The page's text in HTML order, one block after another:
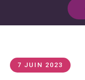
7 JUIN 2023